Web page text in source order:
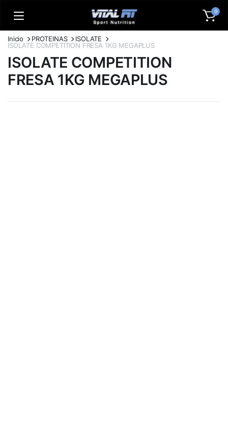
0
Inicio PROTEINAS
ISOLATE
ISOLATE COMPETITION FRESA 1KG MEGAPLUS
ISOLATE COMPETITION
FRESA 1KG MEGAPLUS